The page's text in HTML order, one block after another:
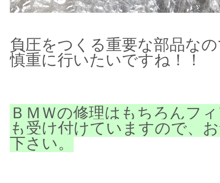
負圧をつくる重要な部品な
慎重に行いたいですね！！
ＢＭＷの修理はもちろんフ
も受け付けていますので、
下さい。